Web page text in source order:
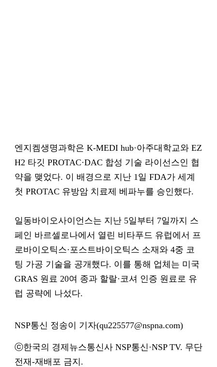
엔지켐생명과학은 K-MEDI hub·아주대학교와 EZ
H2 타깃 PROTAC·DAC 합성 기술 라이선스인 협
약을 맺었다. 이 배경으로 지난 1일 FDA가 세계
첫 PROTAC 유방암 치료제 베파누를 승인했다.
일동바이오사이언스는 지난 5일부터 7일까지 스
페인 바르셀로나에서 열린 비타푸드 유럽에서 프
로바이오틱스·포스트바이오틱스 소재와 4중 코
팅 가공 기술을 공개했다. 이를 통해 업체는 미국
GRAS 원료 20여 종과 할랄·코셔 인증 원료로 유
럽 공략에 나섰다.
NSP통신 정송이 기자(qu225577@nspna.com)
ⓒ한국의 경제뉴스통신사 NSP통신·NSP TV. 무단
전재-재배포 금지.